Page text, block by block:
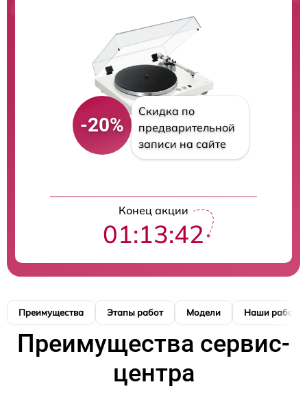
-20%
Скидка по
предварительной
записи на сайте
Конец акции
01:13:41
Преимущества Этапы работ Модели Наши работы
Преимущества сервис-
центра